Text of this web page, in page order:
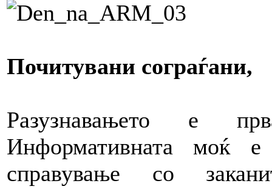
Почитувани сограѓани,
Разузнавањето е
Информативната моќ
справување со